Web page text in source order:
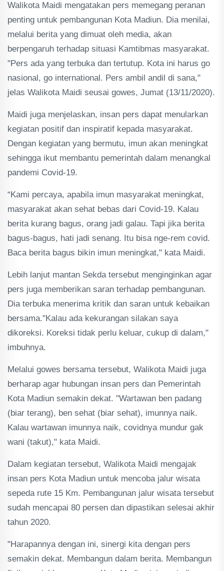
Walikota Maidi mengatakan pers memegang peranan
penting untuk pembangunan Kota Madiun. Dia menilai,
melalui berita yang dimuat oleh media, akan
berpengaruh terhadap situasi Kamtibmas masyarakat.
"Pers ada yang terbuka dan tertutup. Kota ini harus go
nasional, go international. Pers ambil andil di sana,"
jelas Walikota Maidi seusai gowes, Jumat (13/11/2020).
Maidi juga menjelaskan, insan pers dapat menularkan
kegiatan positif dan inspiratif kepada masyarakat.
Dengan kegiatan yang bermutu, imun akan meningkat
sehingga ikut membantu pemerintah dalam menangkal
pandemi Covid-19.
“Kami percaya, apabila imun masyarakat meningkat,
masyarakat akan sehat bebas dari Covid-19. Kalau
berita kurang bagus, orang jadi galau. Tapi jika berita
bagus-bagus, hati jadi senang. Itu bisa nge-rem covid.
Baca berita bagus bikin imun meningkat," kata Maidi.
Lebih lanjut mantan Sekda tersebut menginginkan agar
pers juga memberikan saran terhadap pembangunan.
Dia terbuka menerima kritik dan saran untuk kebaikan
bersama."Kalau ada kekurangan silakan saya
dikoreksi. Koreksi tidak perlu keluar, cukup di dalam,"
imbuhnya.
Melalui gowes bersama tersebut, Walikota Maidi juga
berharap agar hubungan insan pers dan Pemerintah
Kota Madiun semakin dekat. "Wartawan ben padang
(biar terang), ben sehat (biar sehat), imunnya naik.
Kalau wartawan imunnya naik, covidnya mundur gak
wani (takut)," kata Maidi.
Dalam kegiatan tersebut, Walikota Maidi mengajak
insan pers Kota Madiun untuk mencoba jalur wisata
sepeda rute 15 Km. Pembangunan jalur wisata tersebut
sudah mencapai 80 persen dan dipastikan selesai akhir
tahun 2020.
"Harapannya dengan ini, sinergi kita dengan pers
semakin dekat. Membangun dalam berita. Membangun